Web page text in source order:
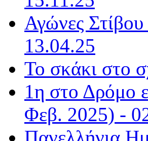
Αγώνες
13.04.25
Το σκάκι στο
1η στο Δρόμο
Φεβ. 2025) -